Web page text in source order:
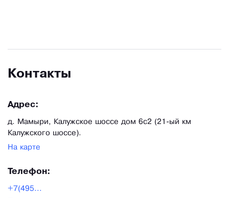
Контакты
Адрес:
д. Мамыри, Калужское шоссе дом 6с2 (21-ый км
Калужского шоссе).
На карте
Телефон:
+7(495...